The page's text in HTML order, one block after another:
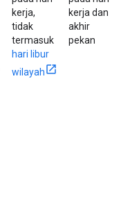
kerja,
tidak
termasuk
hari libur
wilayah
kerja dan
akhir
pekan